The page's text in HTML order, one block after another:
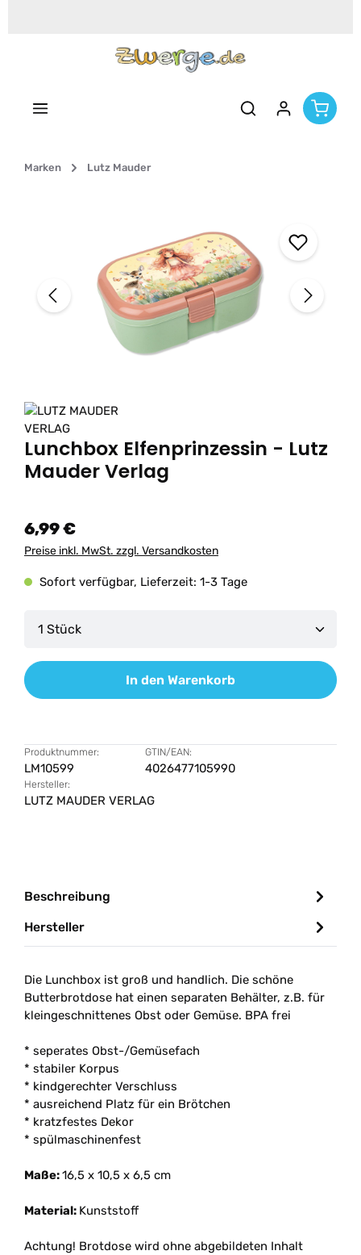
Marken Lutz Mauder
Lunchbox Elfenprinzessin - Lutz
Mauder Verlag
6,99 €
Preise inkl. MwSt. zzgl. Versandkosten
Sofort verfügbar, Lieferzeit: 1-3 Tage
Produkt Anzahl: Gib den gewünschten Wert
In den Warenkorb
Produktnummer:
LM10599
GTIN/EAN:
4026477105990
Hersteller:
LUTZ MAUDER VERLAG
Beschreibung
Hersteller
Die Lunchbox ist groß und handlich. Die schöne
Butterbrotdose hat einen separaten Behälter, z.B. für
kleingeschnittenes Obst oder Gemüse. BPA frei
* seperates Obst-/Gemüsefach
* stabiler Korpus
* kindgerechter Verschluss
* ausreichend Platz für ein Brötchen
* kratzfestes Dekor
* spülmaschinenfest
Maße:16,5 x 10,5 x 6,5 cm
Material: Kunststoff
Achtung! Brotdose wird ohne abgebildeten Inhalt